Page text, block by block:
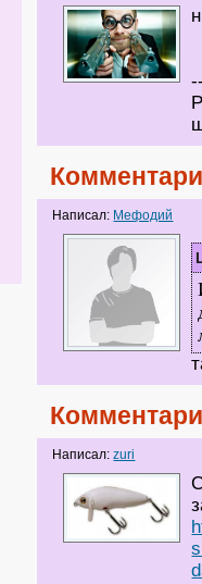
Написал: Мефодий
Написал:zuri